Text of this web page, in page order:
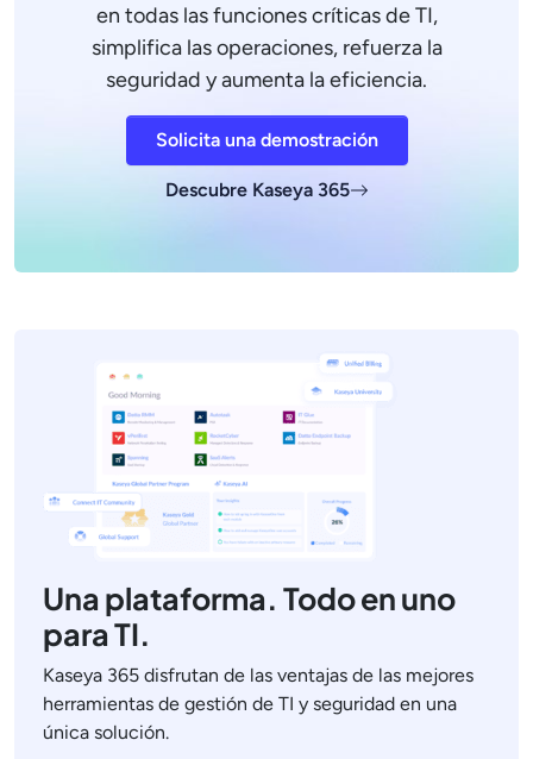
en todas las funciones críticas de TI,
simplifica las operaciones, refuerza la
seguridad y aumenta la eficiencia.
Solicita una demostración
Descubre Kaseya 365
Una plataforma. Todo en uno
para TI.
Kaseya 365 disfrutan de las ventajas de las mejores
herramientas de gestión de TI y seguridad en una
única solución.